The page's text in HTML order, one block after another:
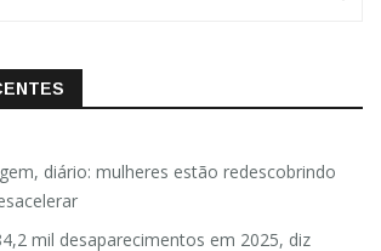
diário: mulheres estão redescobrindo
mil desaparecimentos em 2025, diz